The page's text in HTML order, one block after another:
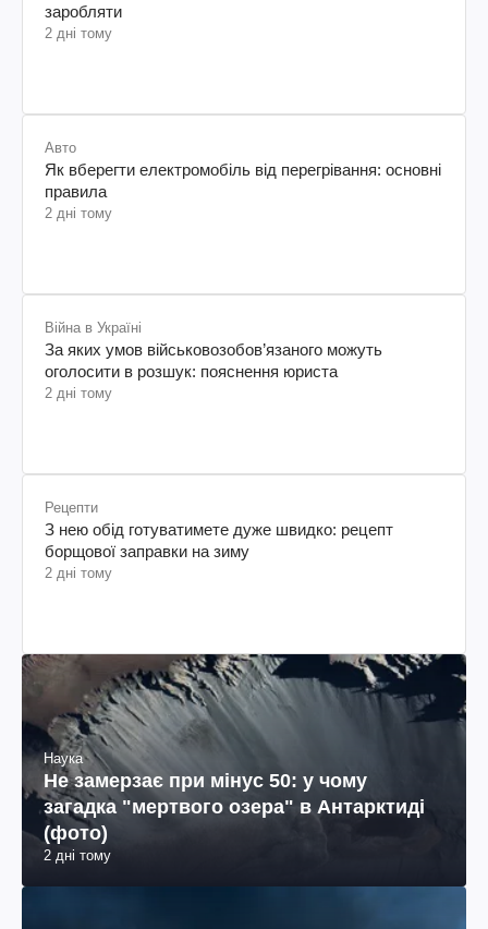
заробляти
2 дні тому
Авто
Як вберегти електромобіль від перегрівання: основні
правила
2 дні тому
Війна в Україні
За яких умов військовозобов’язаного можуть
оголосити в розшук: пояснення юриста
2 дні тому
Рецепти
З нею обід готуватимете дуже швидко: рецепт
борщової заправки на зиму
2 дні тому
Наука
Не замерзає при мінус 50: у чому
загадка "мертвого озера" в Антарктиді
(фото)
2 дні тому